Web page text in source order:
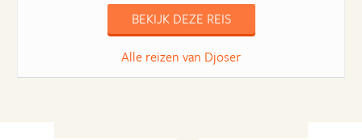
BEKIJK DEZE REIS
Alle reizen van Djoser